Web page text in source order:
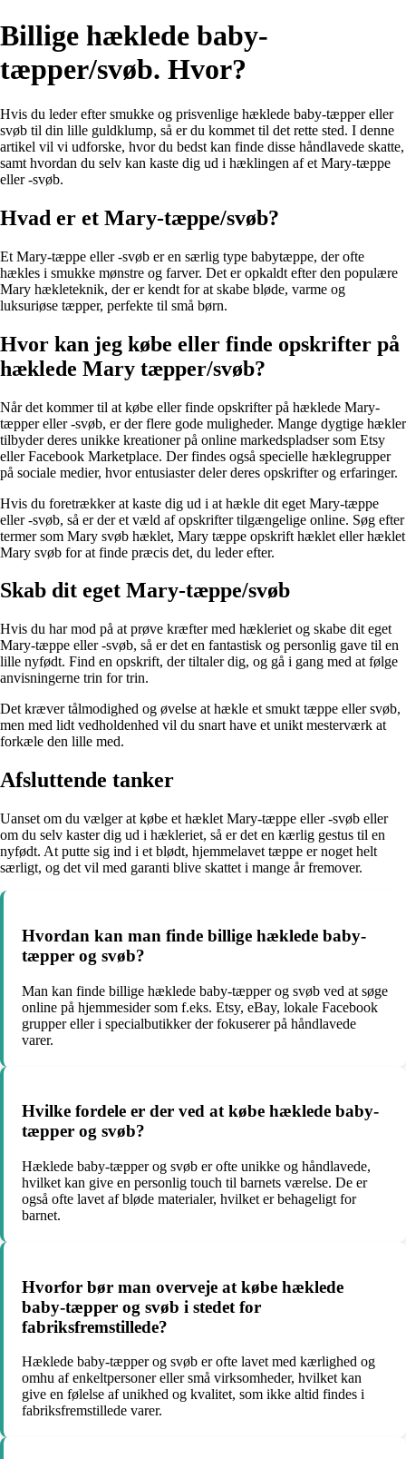
Billige hæklede baby-
tæpper/svøb. Hvor?
Hvis du leder efter smukke og prisvenlige hæklede baby-tæpper eller
svøb til din lille guldklump, så er du kommet til det rette sted. I denne
artikel vil vi udforske, hvor du bedst kan finde disse håndlavede skatte,
samt hvordan du selv kan kaste dig ud i hæklingen af et Mary-tæppe
eller -svøb.
Hvad er et Mary-tæppe/svøb?
Et Mary-tæppe eller -svøb er en særlig type babytæppe, der ofte
hækles i smukke mønstre og farver. Det er opkaldt efter den populære
Mary hækleteknik, der er kendt for at skabe bløde, varme og
luksuriøse tæpper, perfekte til små børn.
Hvor kan jeg købe eller finde opskrifter på
hæklede Mary tæpper/svøb?
Når det kommer til at købe eller finde opskrifter på hæklede Mary-
tæpper eller -svøb, er der flere gode muligheder. Mange dygtige hækler
tilbyder deres unikke kreationer på online markedspladser som Etsy
eller Facebook Marketplace. Der findes også specielle hæklegrupper
på sociale medier, hvor entusiaster deler deres opskrifter og erfaringer.
Hvis du foretrækker at kaste dig ud i at hækle dit eget Mary-tæppe
eller -svøb, så er der et væld af opskrifter tilgængelige online. Søg efter
termer som Mary svøb hæklet, Mary tæppe opskrift hæklet eller hæklet
Mary svøb for at finde præcis det, du leder efter.
Skab dit eget Mary-tæppe/svøb
Hvis du har mod på at prøve kræfter med hækleriet og skabe dit eget
Mary-tæppe eller -svøb, så er det en fantastisk og personlig gave til en
lille nyfødt. Find en opskrift, der tiltaler dig, og gå i gang med at følge
anvisningerne trin for trin.
Det kræver tålmodighed og øvelse at hækle et smukt tæppe eller svøb,
men med lidt vedholdenhed vil du snart have et unikt mesterværk at
forkæle den lille med.
Afsluttende tanker
Uanset om du vælger at købe et hæklet Mary-tæppe eller -svøb eller
om du selv kaster dig ud i hækleriet, så er det en kærlig gestus til en
nyfødt. At putte sig ind i et blødt, hjemmelavet tæppe er noget helt
særligt, og det vil med garanti blive skattet i mange år fremover.
Hvordan kan man finde billige hæklede baby-
tæpper og svøb?
Man kan finde billige hæklede baby-tæpper og svøb ved at søge
online på hjemmesider som f.eks. Etsy, eBay, lokale Facebook
grupper eller i specialbutikker der fokuserer på håndlavede
varer.
Hvilke fordele er der ved at købe hæklede baby-
tæpper og svøb?
Hæklede baby-tæpper og svøb er ofte unikke og håndlavede,
hvilket kan give en personlig touch til barnets værelse. De er
også ofte lavet af bløde materialer, hvilket er behageligt for
barnet.
Hvorfor bør man overveje at købe hæklede
baby-tæpper og svøb i stedet for
fabriksfremstillede?
Hæklede baby-tæpper og svøb er ofte lavet med kærlighed og
omhu af enkeltpersoner eller små virksomheder, hvilket kan
give en følelse af unikhed og kvalitet, som ikke altid findes i
fabriksfremstillede varer.